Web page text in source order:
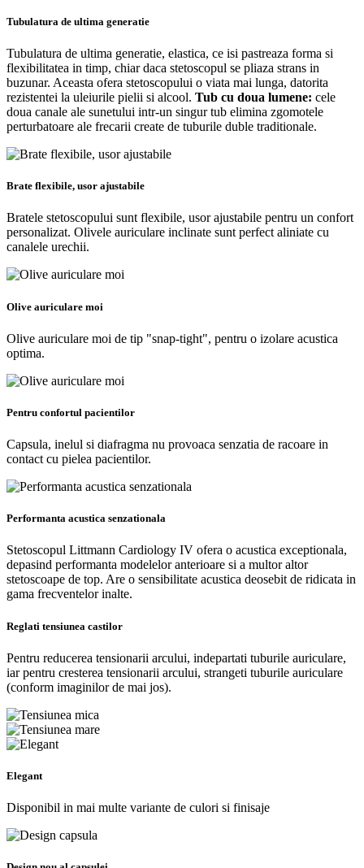
Tubulatura de ultima generatie
Tubulatura de ultima generatie, elastica, ce isi pastreaza forma si
flexibilitatea in timp, chiar daca stetoscopul se pliaza strans in
buzunar. Aceasta ofera stetoscopului o viata mai lunga, datorita
rezistentei la uleiurile pielii si alcool. Tub cu doua lumene: cele
doua canale ale sunetului intr-un singur tub elimina zgomotele
perturbatoare ale frecarii create de tuburile duble traditionale.
Brate flexibile, usor ajustabile
Bratele stetoscopului sunt flexibile, usor ajustabile pentru un confort
personalizat. Olivele auriculare inclinate sunt perfect aliniate cu
canalele urechii.
Olive auriculare moi
Olive auriculare moi de tip "snap-tight", pentru o izolare acustica
optima.
Pentru confortul pacientilor
Capsula, inelul si diafragma nu provoaca senzatia de racoare in
contact cu pielea pacientilor.
Performanta acustica senzationala
Stetoscopul Littmann Cardiology IV ofera o acustica exceptionala,
depasind performanta modelelor anterioare si a multor altor
stetoscoape de top. Are o sensibilitate acustica deosebit de ridicata in
gama frecventelor inalte.
Reglati tensiunea castilor
Pentru reducerea tensionarii arcului, indepartati tuburile auriculare,
iar pentru cresterea tensionarii arcului, strangeti tuburile auriculare
(conform imaginilor de mai jos).
Elegant
Disponibil in mai multe variante de culori si finisaje